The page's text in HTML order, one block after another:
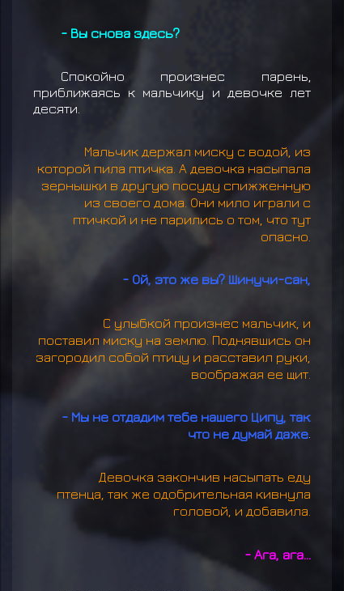
- Вы снова здесь?
Спокойно произнес парень,
приближаясь к мальчику и девочке лет
десяти.
Мальчик держал миску с водой, из
которой пила птичка. А девочка насыпала
зернышки в другую посуду спижженную
из своего дома. Они мило играли с
птичкой и не парились о том, что тут
опасно.
- Ой, это же вы? Шинучи-сан,
С улыбкой произнес мальчик, и
поставил миску на землю. Поднявшись он
загородил собой птицу и расставил руки,
воображая ее щит.
- Мы не отдадим тебе нашего Ципу, так
что не думай даже.
Девочка закончив насыпать еду
птенца, так же одобрительная кивнула
головой, и добавила.
- Ага, ага...